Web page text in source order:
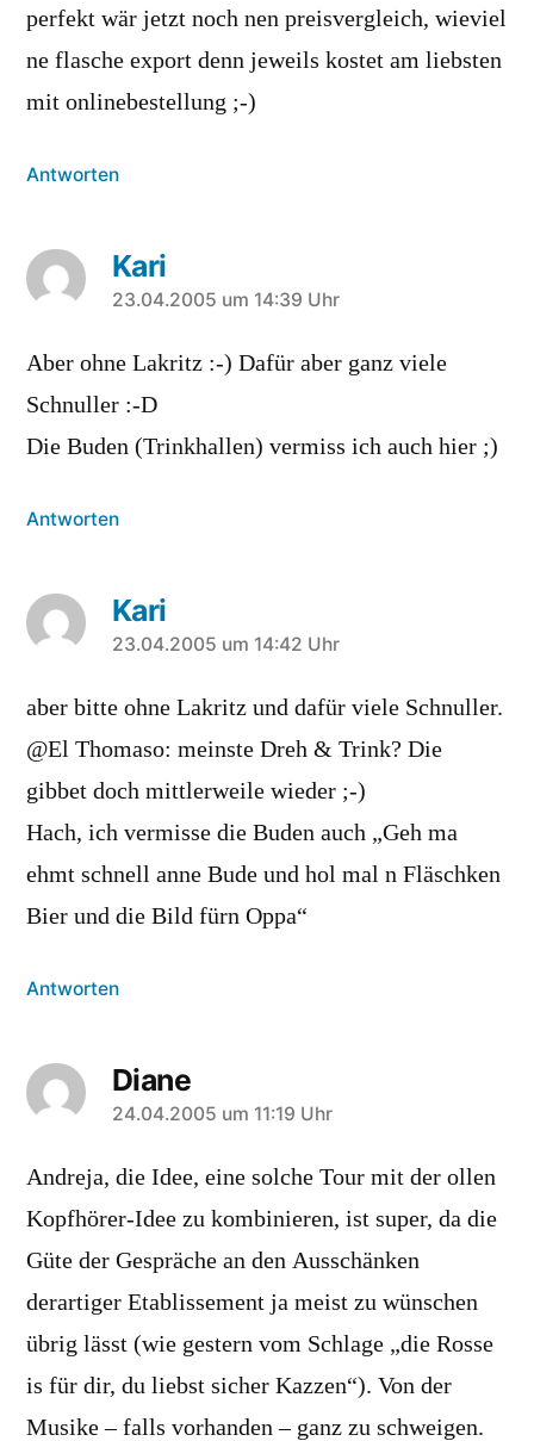
perfekt wär jetzt noch nen preisvergleich, wieviel
ne flasche export denn jeweils kostet am liebsten
mit onlinebestellung ;-)
Antworten
Kari
sagt:
23.04.2005 um 14:39 Uhr
Aber ohne Lakritz :-) Dafür aber ganz viele
Schnuller :-D
Die Buden (Trinkhallen) vermiss ich auch hier ;)
Antworten
Kari
sagt:
23.04.2005 um 14:42 Uhr
aber bitte ohne Lakritz und dafür viele Schnuller.
@El Thomaso: meinste Dreh & Trink? Die
gibbet doch mittlerweile wieder ;-)
Hach, ich vermisse die Buden auch „Geh ma
ehmt schnell anne Bude und hol mal n Fläschken
Bier und die Bild fürn Oppa“
Antworten
Diane
sagt:
24.04.2005 um 11:19 Uhr
Andreja, die Idee, eine solche Tour mit der ollen
Kopfhörer-Idee zu kombinieren, ist super, da die
Güte der Gespräche an den Ausschänken
derartiger Etablissement ja meist zu wünschen
übrig lässt (wie gestern vom Schlage „die Rosse
is für dir, du liebst sicher Kazzen“). Von der
Musike – falls vorhanden – ganz zu schweigen.